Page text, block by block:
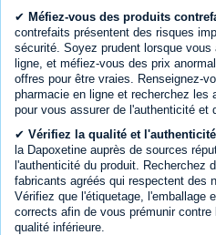
✔ Méfiez-vous des produits
contrefaits présentent des risques
sécurité. Soyez prudent lorsque
ligne, et méfiez-vous des prix
offres pour être vraies. Renseignez-
pharmacie en ligne et recherchez
pour vous assurer de l'authenticité et
✔ Vérifiez la qualité et
la Dapoxetine auprès de sources
l'authenticité du produit. Recherchez
fabricants agréés qui respectent des
Vérifiez que l'étiquetage, l'emballage
corrects afin de vous prémunir
qualité inférieure.